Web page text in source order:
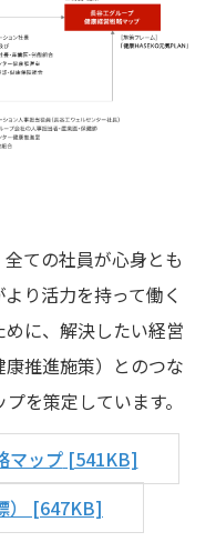
ての社員が心身とも
り活力を持って働く
に、解決したい経営
推進施策）とのつな
を策定しています。
マップ[541KB]
[647KB]